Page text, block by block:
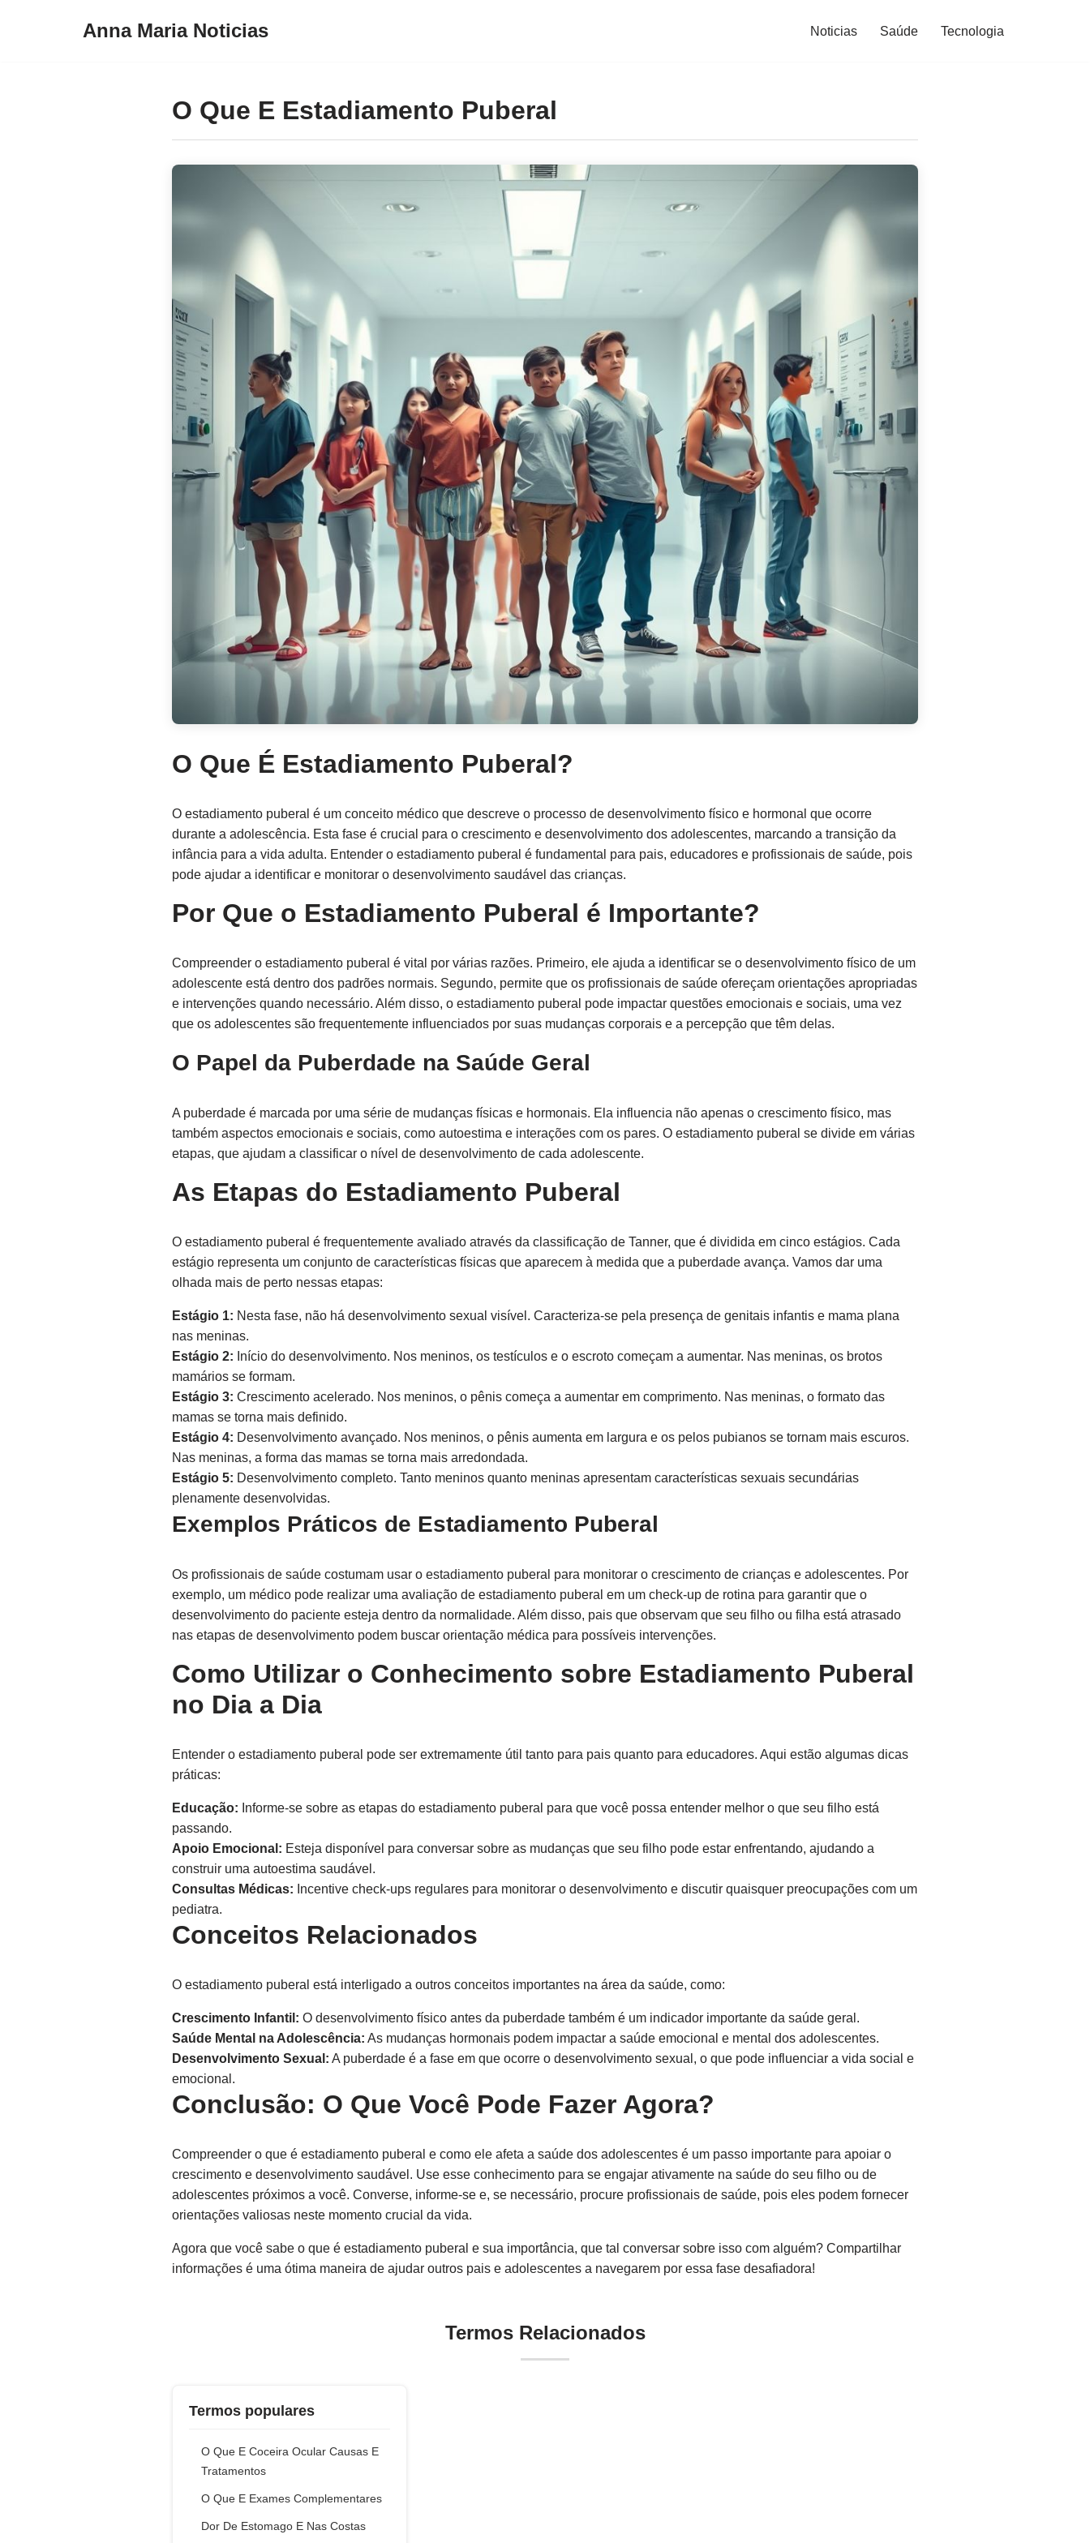
Anna Maria Noticias Noticias Saúde Tecnologia
O Que E Estadiamento Puberal
O Que É Estadiamento Puberal?
O estadiamento puberal é um conceito médico que descreve o processo de desenvolvimento físico e hormonal que ocorre
durante a adolescência. Esta fase é crucial para o crescimento e desenvolvimento dos adolescentes, marcando a transição da
infância para a vida adulta. Entender o estadiamento puberal é fundamental para pais, educadores e profissionais de saúde, pois
pode ajudar a identificar e monitorar o desenvolvimento saudável das crianças.
Por Que o Estadiamento Puberal é Importante?
Compreender o estadiamento puberal é vital por várias razões. Primeiro, ele ajuda a identificar se o desenvolvimento físico de um
adolescente está dentro dos padrões normais. Segundo, permite que os profissionais de saúde ofereçam orientações apropriadas
e intervenções quando necessário. Além disso, o estadiamento puberal pode impactar questões emocionais e sociais, uma vez
que os adolescentes são frequentemente influenciados por suas mudanças corporais e a percepção que têm delas.
O Papel da Puberdade na Saúde Geral
A puberdade é marcada por uma série de mudanças físicas e hormonais. Ela influencia não apenas o crescimento físico, mas
também aspectos emocionais e sociais, como autoestima e interações com os pares. O estadiamento puberal se divide em várias
etapas, que ajudam a classificar o nível de desenvolvimento de cada adolescente.
As Etapas do Estadiamento Puberal
O estadiamento puberal é frequentemente avaliado através da classificação de Tanner, que é dividida em cinco estágios. Cada
estágio representa um conjunto de características físicas que aparecem à medida que a puberdade avança. Vamos dar uma
olhada mais de perto nessas etapas:
Estágio 1: Nesta fase, não há desenvolvimento sexual visível. Caracteriza-se pela presença de genitais infantis e mama plana
nas meninas.
Estágio 2: Início do desenvolvimento. Nos meninos, os testículos e o escroto começam a aumentar. Nas meninas, os brotos
mamários se formam.
Estágio 3: Crescimento acelerado. Nos meninos, o pênis começa a aumentar em comprimento. Nas meninas, o formato das
mamas se torna mais definido.
Estágio 4: Desenvolvimento avançado. Nos meninos, o pênis aumenta em largura e os pelos pubianos se tornam mais escuros.
Nas meninas, a forma das mamas se torna mais arredondada.
Estágio 5: Desenvolvimento completo. Tanto meninos quanto meninas apresentam características sexuais secundárias
plenamente desenvolvidas.
Exemplos Práticos de Estadiamento Puberal
Os profissionais de saúde costumam usar o estadiamento puberal para monitorar o crescimento de crianças e adolescentes. Por
exemplo, um médico pode realizar uma avaliação de estadiamento puberal em um check-up de rotina para garantir que o
desenvolvimento do paciente esteja dentro da normalidade. Além disso, pais que observam que seu filho ou filha está atrasado
nas etapas de desenvolvimento podem buscar orientação médica para possíveis intervenções.
Como Utilizar o Conhecimento sobre Estadiamento Puberal
no Dia a Dia
Entender o estadiamento puberal pode ser extremamente útil tanto para pais quanto para educadores. Aqui estão algumas dicas
práticas:
Educação: Informe-se sobre as etapas do estadiamento puberal para que você possa entender melhor o que seu filho está
passando.
Apoio Emocional: Esteja disponível para conversar sobre as mudanças que seu filho pode estar enfrentando, ajudando a
construir uma autoestima saudável.
Consultas Médicas: Incentive check-ups regulares para monitorar o desenvolvimento e discutir quaisquer preocupações com um
pediatra.
Conceitos Relacionados
O estadiamento puberal está interligado a outros conceitos importantes na área da saúde, como:
Crescimento Infantil: O desenvolvimento físico antes da puberdade também é um indicador importante da saúde geral.
Saúde Mental na Adolescência: As mudanças hormonais podem impactar a saúde emocional e mental dos adolescentes.
Desenvolvimento Sexual: A puberdade é a fase em que ocorre o desenvolvimento sexual, o que pode influenciar a vida social e
emocional.
Conclusão: O Que Você Pode Fazer Agora?
Compreender o que é estadiamento puberal e como ele afeta a saúde dos adolescentes é um passo importante para apoiar o
crescimento e desenvolvimento saudável. Use esse conhecimento para se engajar ativamente na saúde do seu filho ou de
adolescentes próximos a você. Converse, informe-se e, se necessário, procure profissionais de saúde, pois eles podem fornecer
orientações valiosas neste momento crucial da vida.
Agora que você sabe o que é estadiamento puberal e sua importância, que tal conversar sobre isso com alguém? Compartilhar
informações é uma ótima maneira de ajudar outros pais e adolescentes a navegarem por essa fase desafiadora!
Termos Relacionados
Termos populares
O Que E Coceira Ocular Causas E
Tratamentos
O Que E Exames Complementares
Dor De Estomago E Nas Costas